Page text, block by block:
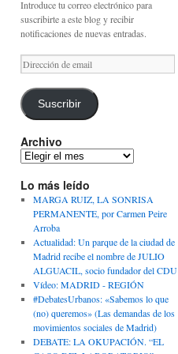
Introduce tu correo electrónico para
suscribirte a este blog y recibir
notificaciones de nuevas entradas.
Dirección
de
email
Suscribir
Archivo
Archivo
Lo más leído
MARGA RUIZ, LA SONRISA
PERMANENTE, por Carmen Peire
Arroba
Actualidad: Un parque de la ciudad de
Madrid recibe el nombre de JULIO
ALGUACIL, socio fundador del CDU
Vídeo: MADRID - REGIÓN
#DebatesUrbanos: «Sabemos lo que
(no) queremos» (Las demandas de los
movimientos sociales de Madrid)
DEBATE: LA OKUPACIÓN. “EL